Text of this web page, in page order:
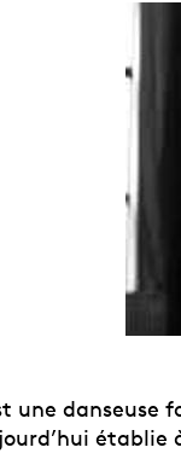
une danseuse
établie